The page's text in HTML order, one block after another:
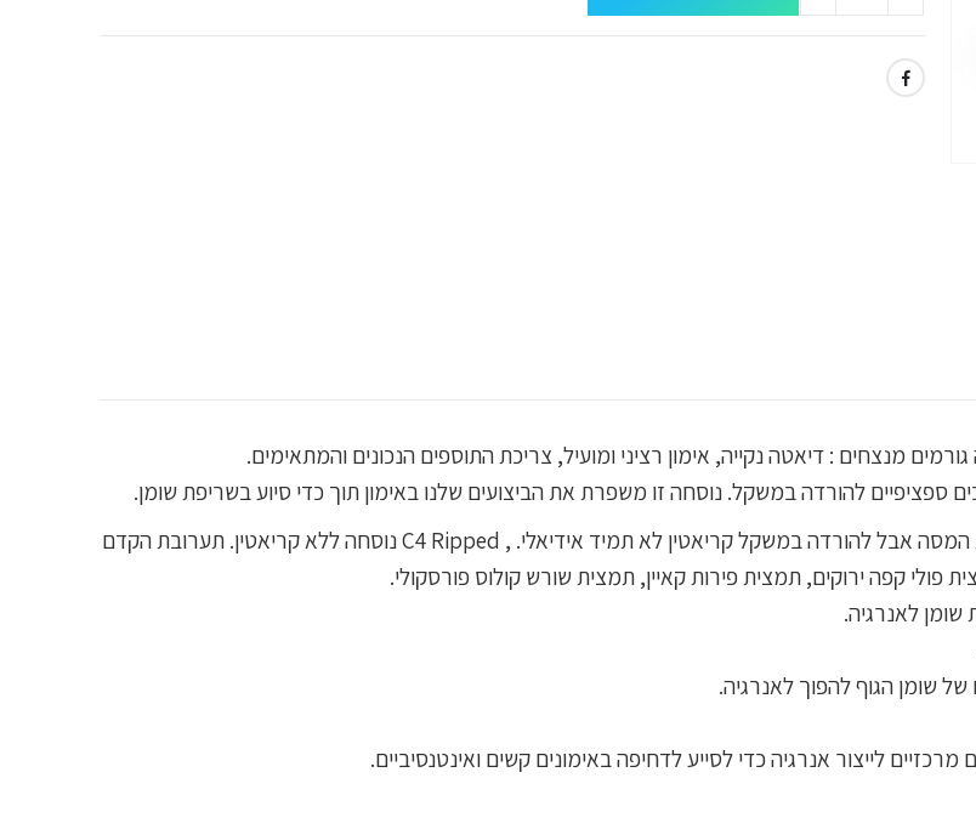
מנצחים : דיאטה נקייה, אימון רציני ומועיל, צריכת התוספים הנכונים והמתאימים.
קריאטין הוא תוסף חיוני מאוד – מספק אנרגיה לאימון ועוזר להגדלת המסה אבל להורדה במשקל קריאטין לא תמיד אידיאלי. , C4 Ripped נוסחה ללא קריאטין. תערובת הקדם
קפה ירוקים, תמצית פירות קאיין, תמצית שורש קולוס פורסקולי.
לאנרגיה.
של שומן הגוף להפוך לאנרגיה.